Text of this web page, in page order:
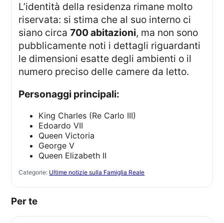
L’identità della residenza rimane molto
riservata: si stima che al suo interno ci
siano circa700 abitazioni, ma non sono
pubblicamente noti i dettagli riguardanti
le dimensioni esatte degli ambienti o il
numero preciso delle camere da letto.
Personaggi principali:
King Charles (Re Carlo III)
Edoardo VII
Queen Victoria
George V
Queen Elizabeth II
Categorie: Ultime notizie sulla Famiglia Reale
Per te